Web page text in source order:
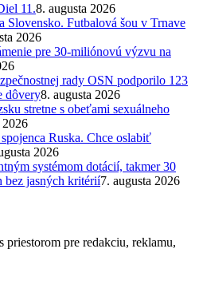
11.8. augusta 2026
Slovensko. Futbalová šou v Trnave
2026
pre 30-miliónovú výzvu na
rady OSN podporilo 123
dôvery8. augusta 2026
stretne s obeťami sexuálneho
2026
Ruska. Chce oslabiť
2026
systémom dotácií, takmer 30
bez jasných kritérií7. augusta 2026
priestorom pre redakciu, reklamu,